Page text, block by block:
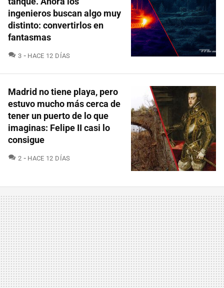
ingenieros buscan algo muy
distinto: convertirlos en
fantasmas
3 COMENTARIOS
HACE 12 DÍAS
Madrid no tiene playa, pero
estuvo mucho más cerca de
tener un puerto de lo que
imaginas: Felipe II casi lo
consigue
2 COMENTARIOS
HACE 12 DÍAS